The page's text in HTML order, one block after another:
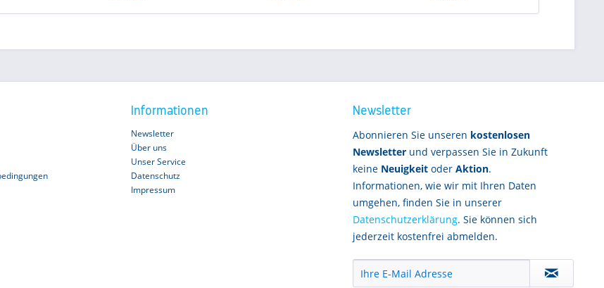
Informationen
Newsletter
Über uns
Unser Service
Datenschutz
Impressum
Newsletter
Abonnieren Sie unseren kostenlosen
Newsletter und verpassen Sie in Zukunft
keine Neuigkeit oder Aktion.
Informationen, wie wir mit Ihren Daten
umgehen, finden Sie in unserer
Datenschutzerklärung. Sie können sich
jederzeit kostenfrei abmelden.